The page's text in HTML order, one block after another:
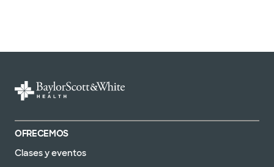
OFRECEMOS
Clases y eventos